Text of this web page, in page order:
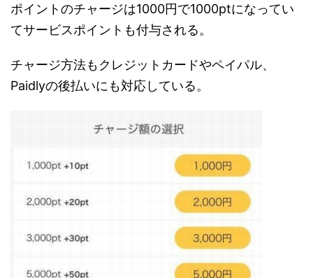
ポイントのチャージは1000円で1000ptになってい
てサービスポイントも付与される。
チャージ方法もクレジットカードやペイパル、
Paidlyの後払いにも対応している。